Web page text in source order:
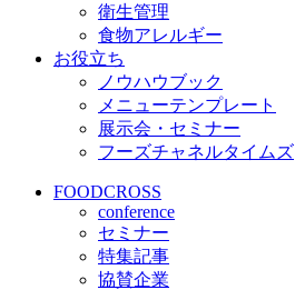
衛生管理
食物アレルギー
お役立ち
ノウハウブック
メニューテンプレート
展示会・セミナー
フーズチャネルタイムズ
FOODCROSS
conference
セミナー
特集記事
協賛企業